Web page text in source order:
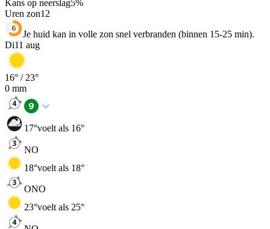
Kans op neerslag5%
Uren zon12
Je huid kan in volle zon snel verbranden (binnen 15-25 min).
Di11 aug
16° / 23°
0 mm
17°voelt als 16°
NO
18°voelt als 18°
ONO
23°voelt als 25°